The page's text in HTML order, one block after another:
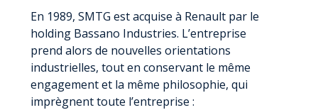
En 1989, SMTG est acquise à Renault par le
holding Bassano Industries. L’entreprise
prend alors de nouvelles orientations
industrielles, tout en conservant le même
engagement et la même philosophie, qui
imprègnent toute l’entreprise :